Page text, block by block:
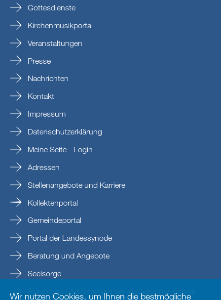
Gottesdienste
Kirchenmusikportal
Veranstaltungen
Presse
Nachrichten
Kontakt
Impressum
Datenschutzerklärung
Meine Seite - Login
Adressen
Stellenangebote und Karriere
Kollektenportal
Gemeindeportal
Portal der Landessynode
Beratung und Angebote
Seelsorge
Prävention und Beratung bei sexualisierter Gewalt
Wir nutzen Cookies, um Ihnen die bestmögliche